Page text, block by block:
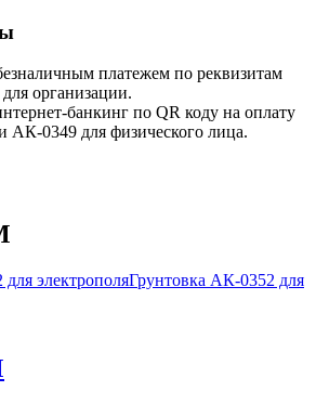
платежем по реквизитам
организации.
банкинг по QR коду на оплату
АК-0349 для физического лица.
Грунтовка АК-0352 для